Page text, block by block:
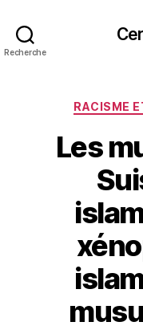
Recherche
RACISME
Les